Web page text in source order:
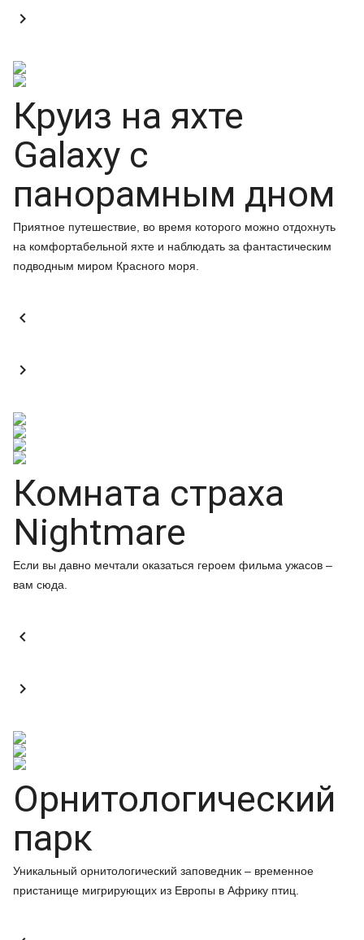

Круиз на яхте
Galaxy с
панорамным дном
Приятное путешествие, во время которого можно отдохнуть
на комфортабельной яхте и наблюдать за фантастическим
подводным миром Красного моря.


Комната страха
Nightmare
Если вы давно мечтали оказаться героем фильма ужасов –
вам сюда.


Орнитологический
парк
Уникальный орнитологический заповедник – временное
пристанище мигрирующих из Европы в Африку птиц.